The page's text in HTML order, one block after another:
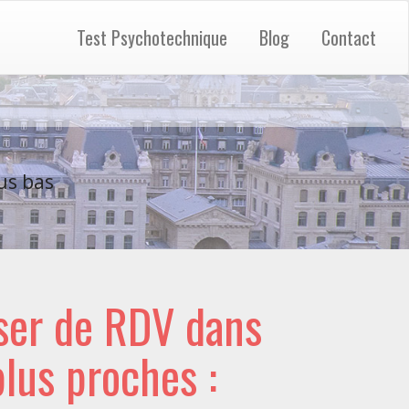
Test Psychotechnique Blog Contact
bas
de RDV dans
proches :